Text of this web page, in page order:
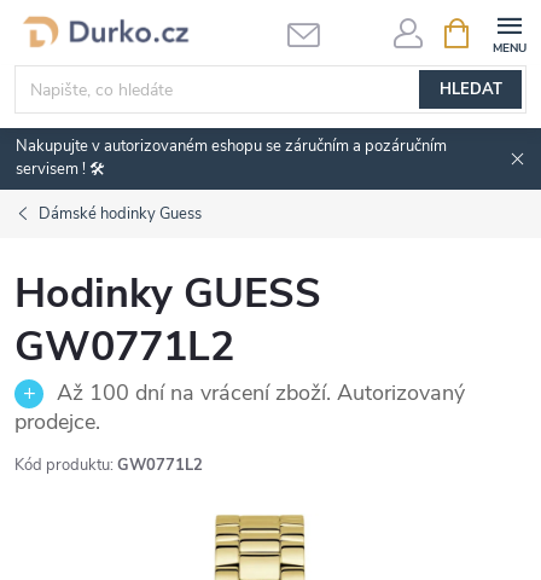
Přejít
obsah
HLEDAT
NÁKUPNÍ
KOŠÍK
Nakupujte v autorizovaném eshopu se záručním a pozáručním
servisem ! 🛠️
Dámské hodinky Guess
Hodinky GUESS
GW0771L2
Až 100 dní na vrácení zboží. Autorizovaný
prodejce.
Kód produktu: GW0771L2